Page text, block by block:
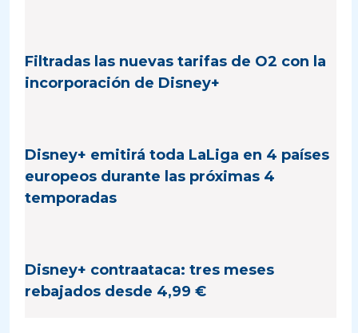
Filtradas las nuevas tarifas de O2 con la
incorporación de Disney+
Disney+ emitirá toda LaLiga en 4 países
europeos durante las próximas 4
temporadas
Disney+ contraataca: tres meses
rebajados desde 4,99 €